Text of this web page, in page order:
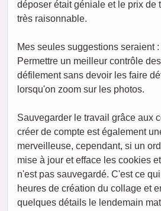
déposer était géniale et le prix de
très raisonnable.
Mes seules suggestions seraient :
Permettre un meilleur contrôle
défilement sans devoir les faire
lorsqu'on zoom sur les photos.
Sauvegarder le travail grâce aux
créer de compte est également
merveilleuse, cependant, si un
mise à jour et efface les cookies
n'est pas sauvegardé. C'est ce
heures de création du collage et
quelques détails le lendemain